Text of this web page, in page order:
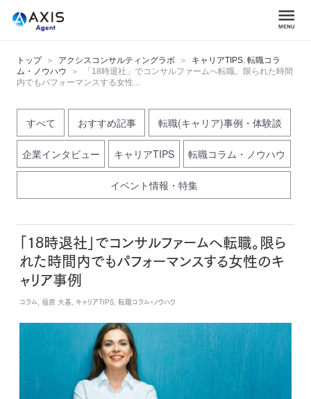
トップ アクシスコンサルティングラボ キャリアTIPS, 転職コラ
ム・ノウハウ
「18時退社」でコンサルファームへ転職。限られた時間
内でもパフォーマンスする女性...
すべて おすすめ記事 転職(キャリア)事例・体験談
企業インタビュー キャリアTIPS 転職コラム・ノウハウ
イベント情報・特集
「18時退社」でコンサルファームへ転職。限ら
れた時間内でもパフォーマンスする女性のキ
ャリア事例
コラム, 福原 大基, キャリアTIPS, 転職コラム・ノウハウ